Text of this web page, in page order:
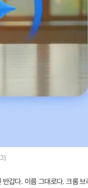
)
갑다. 이름 그대로다. 크롬